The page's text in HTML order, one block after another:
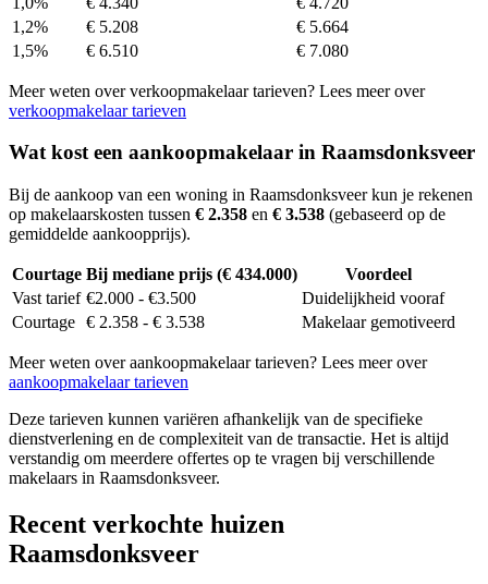
1,2%
€ 5.208
€ 5.664
1,5%
€ 6.510 € 7.080
Meer weten over verkoopmakelaar tarieven? Lees meer over
verkoopmakelaar tarieven
Wat kost een aankoopmakelaar in Raamsdonksveer
Bij de aankoop van een woning in Raamsdonksveer kun je rekenen
op makelaarskosten tussen € 2.358 en € 3.538 (gebaseerd op de
gemiddelde aankoopprijs).
Courtage Bij mediane prijs (€ 434.000)
Voordeel
Vast tarief €2.000 - €3.500
Duidelijkheid vooraf
Courtage € 2.358 - € 3.538 Makelaar gemotiveerd
Meer weten over aankoopmakelaar tarieven? Lees meer over
aankoopmakelaar tarieven
Deze tarieven kunnen variëren afhankelijk van de specifieke
dienstverlening en de complexiteit van de transactie. Het is altijd
verstandig om meerdere offertes op te vragen bij verschillende
makelaars in Raamsdonksveer.
Recent verkochte huizen
Raamsdonksveer